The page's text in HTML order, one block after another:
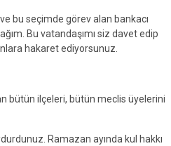
bu seçimde görev alan bankacı
Bu vatandaşımı siz davet edip
hakaret ediyorsunuz.
bütün ilçeleri, bütün meclis üyelerini
Ramazan ayında kul hakkı